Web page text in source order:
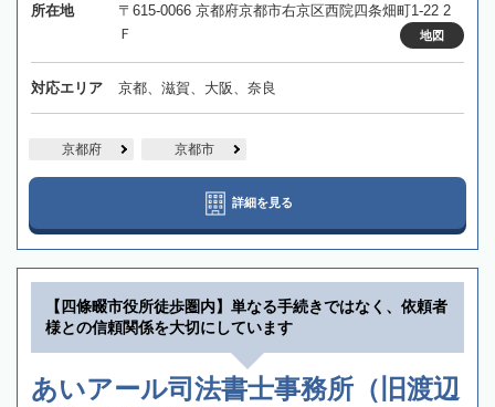
所在地
〒615-0066 京都府京都市右京区西院四条畑町1-22 2
Ｆ
地図
対応エリア 京都、滋賀、大阪、奈良
京都府 京都市
詳細を見る
【四條畷市役所徒歩圏内】単なる手続きではなく、依頼者
様との信頼関係を大切にしています
あいアール司法書士事務所（旧渡辺